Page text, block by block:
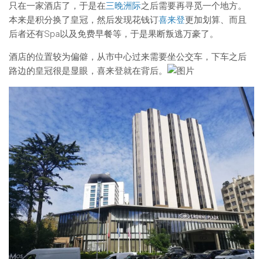
只在一家酒店了，于是在三晚洲际之后需要再寻觅一个地方。
本来是积分换了皇冠，然后发现花钱订喜来登更加划算、而且
后者还有Spa以及免费早餐等，于是果断叛逃万豪了。
酒店的位置较为偏僻，从市中心过来需要坐公交车，下车之后
路边的皇冠很是显眼，喜来登就在背后。